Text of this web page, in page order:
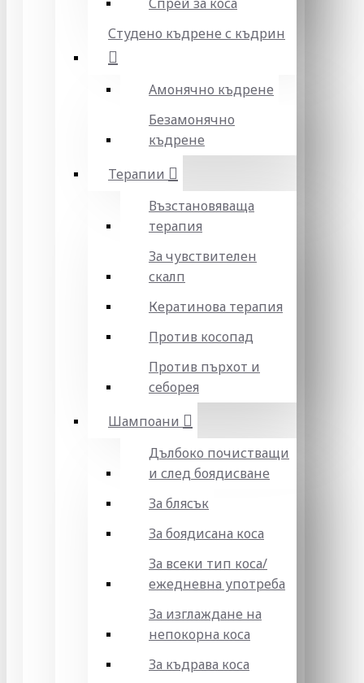
Студено къдрене с къдрин
Амонячно къдрене
Безамонячно
къдрене
Терапии
Възстановяваща
терапия
За чувствителен
скалп
Кератинова терапия
Против косопад
Против пърхот и
себорея
Шампоани
Дълбоко почистващи
и след боядисване
За блясък
За боядисана коса
За всеки тип коса/
ежедневна употреба
За изглаждане на
непокорна коса
За къдрава коса